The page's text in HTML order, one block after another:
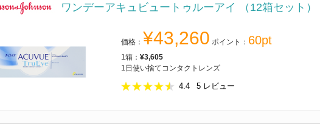
ワンデーアキュビュートゥルーアイ （12箱セット）
価格： ¥43,260 ポイント： 60pt
1箱： ¥3,605
1日使い捨てコンタクトレンズ
4.4 5 レビュー